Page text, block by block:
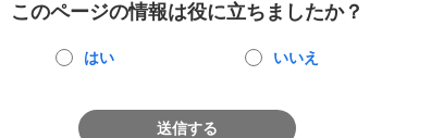
このページの情報は役に立ちましたか？
はい いいえ
送信する